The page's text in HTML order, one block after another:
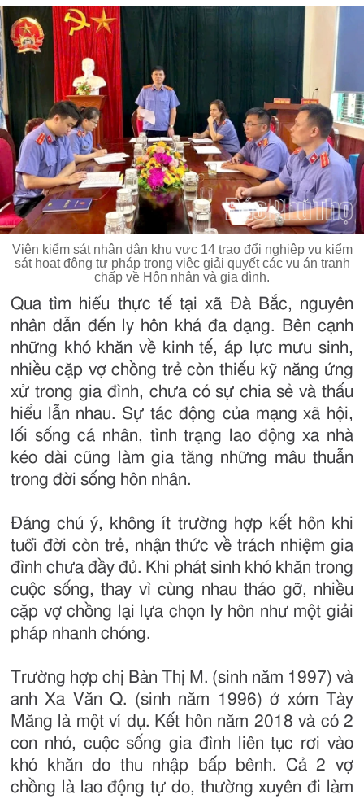
Viện kiểm sát nhân dân khu vực 14 trao đổi nghiệp vụ kiểm
sát hoạt động tư pháp trong việc giải quyết các vụ án tranh
chấp về Hôn nhân và gia đình.
Qua tìm hiểu thực tế tại xã Đà Bắc, nguyên
nhân dẫn đến ly hôn khá đa dạng. Bên cạnh
những khó khăn về kinh tế, áp lực mưu sinh,
nhiều cặp vợ chồng trẻ còn thiếu kỹ năng ứng
xử trong gia đình, chưa có sự chia sẻ và thấu
hiểu lẫn nhau. Sự tác động của mạng xã hội,
lối sống cá nhân, tình trạng lao động xa nhà
kéo dài cũng làm gia tăng những mâu thuẫn
trong đời sống hôn nhân.
Đáng chú ý, không ít trường hợp kết hôn khi
tuổi đời còn trẻ, nhận thức về trách nhiệm gia
đình chưa đầy đủ. Khi phát sinh khó khăn trong
cuộc sống, thay vì cùng nhau tháo gỡ, nhiều
cặp vợ chồng lại lựa chọn ly hôn như một giải
pháp nhanh chóng.
Trường hợp chị Bàn Thị M. (sinh năm 1997) và
anh Xa Văn Q. (sinh năm 1996) ở xóm Tày
Măng là một ví dụ. Kết hôn năm 2018 và có 2
con nhỏ, cuộc sống gia đình liên tục rơi vào
khó khăn do thu nhập bấp bênh. Cả 2 vợ
chồng là lao động tự do, thường xuyên đi làm